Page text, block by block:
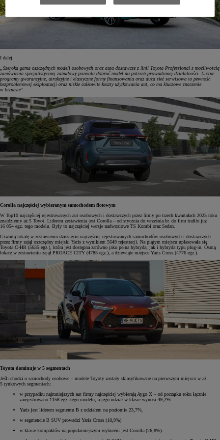
I dalej:
„Szeroka gama oszczędnych modeli osobowych oraz auta dostawcze z linii Toyota Professional z możliwością
zamówienia specjalistycznej zabudowy pozwala dobrać model do potrzeb prowadzonej działalności. Liczne
programy gwarancyjne, atrakcyjne i elastyczne formy finansowania oraz duża sieć serwisowa to pewność
bezproblemowej eksploatacji oraz niskie całkowite koszty użytkowania aut, co ma kluczowe znaczenie
w biznesie”.
Corolla najczęściej wybieranym samochodem flotowym
W Top10 najczęściej rejestrowanych aut osobowych i dostawczych przez firmy po trzech kwartałach 2025 roku
znajdziemy aż 5 Toyot. Liderem zestawienia jest Corolla – od stycznia do września br. do firm trafiło już
16 054 egz. tego modelu. Były to najczęściej wersje nadwoziowe TS Kombi oraz Sedan.
Czwartą lokatę w zestawieniu dziesięciu najczęściej rejestrowanych samochodów osobowych i dostawczych
przez firmy zajął oszczędny miejski Yaris z wynikiem 5649 rejestracji. Na piątym miejscu uplasowała się
Toyota C-HR (5635 egz.), która jest dostępna zarówno jako pełna hybryda, jak i hybryda typu plug-in. Ósmą
lokatę w zestawieniu zajął PROACE CITY (4785 egz.), a dziewiąte miejsce Yaris Cross (4776 egz.).
Toyota dominuje w 5 segmentach
Jeśli chodzi o samochody osobowe – modele Toyoty zostały sklasyfikowane na pierwszym miejscu w aż
5 rynkowych segmentach:
w przypadku najmniejszych aut firmy najczęściej wybierają Aygo X – od początku roku łącznie
zarejestrowano 1158 egz. tego modelu, a jego udział w klasie wynosi 49,2%.
Yaris jest liderem segmentu B z udziałem na poziomie 23,7%,
w segmencie B SUV prowadzi Yaris Cross (18,9%)
w klasie kompaktów najpopularniejszym wyborem jest Corolla (26,8%).